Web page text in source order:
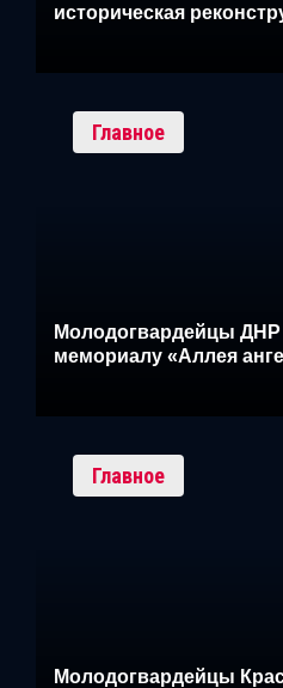
историческая
Главное
Молодогвардейцы
мемориалу «Аллея
Главное
Молодогвардейцы